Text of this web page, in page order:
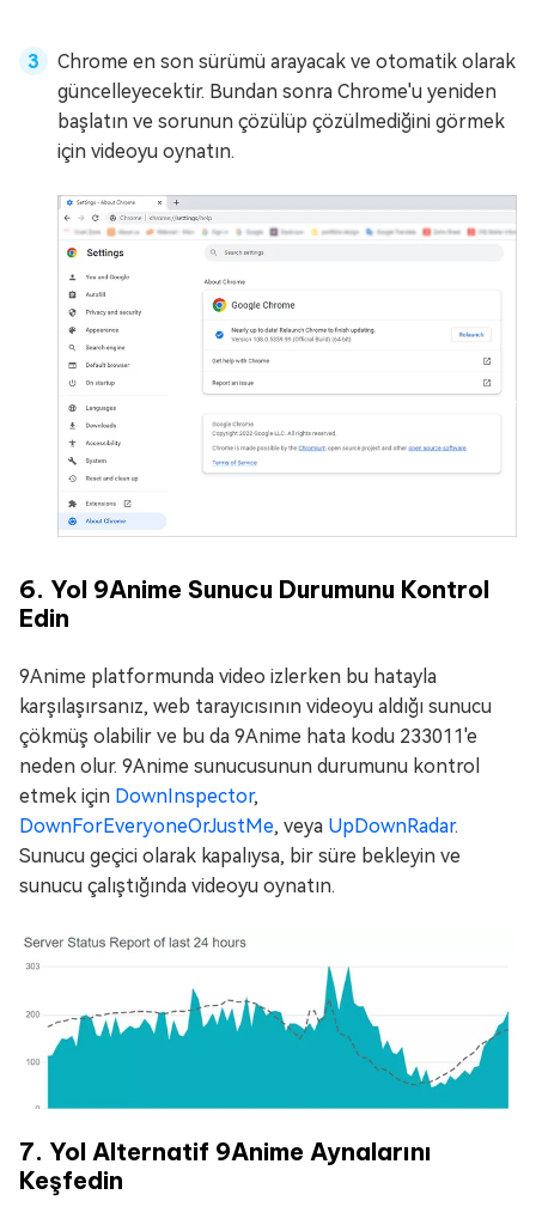
Chrome en son sürümü arayacak ve otomatik olarak
güncelleyecektir. Bundan sonra Chrome'u yeniden
başlatın ve sorunun çözülüp çözülmediğini görmek
için videoyu oynatın.
6. Yol 9Anime Sunucu Durumunu Kontrol
Edin
9Anime platformunda video izlerken bu hatayla
karşılaşırsanız, web tarayıcısının videoyu aldığı sunucu
çökmüş olabilir ve bu da 9Anime hata kodu 233011'e
neden olur. 9Anime sunucusunun durumunu kontrol
etmek için DownInspector,
DownForEveryoneOrJustMe, veya UpDownRadar.
Sunucu geçici olarak kapalıysa, bir süre bekleyin ve
sunucu çalıştığında videoyu oynatın.
7. Yol Alternatif 9Anime Aynalarını
Keşfedin